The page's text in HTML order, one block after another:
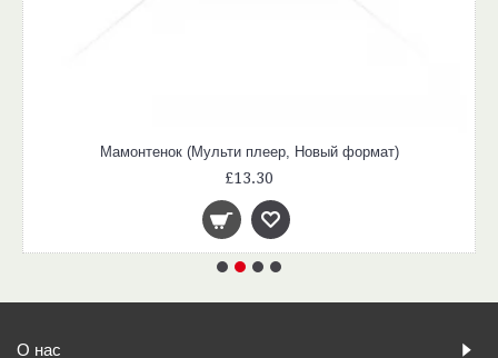
Мамонтенок (Мульти плеер, Новый формат)
£13.30
О нас